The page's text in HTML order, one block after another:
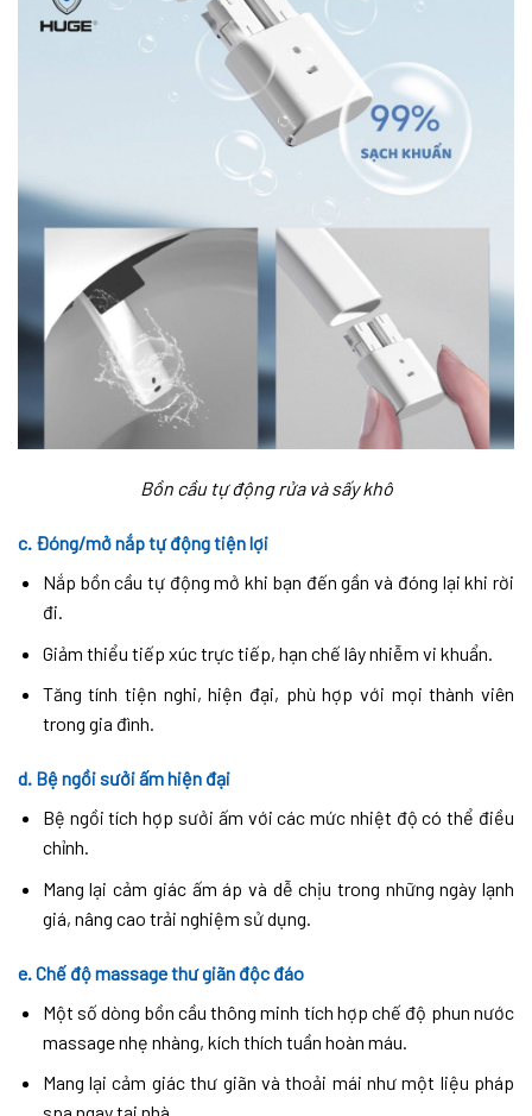
Bồn cầu tự động rửa và sấy khô
c. Đóng/mở nắp tự động tiện lợi
Nắp bồn cầu tự động mở khi bạn đến gần và đóng lại khi rời
đi.
Giảm thiểu tiếp xúc trực tiếp, hạn chế lây nhiễm vi khuẩn.
Tăng tính tiện nghi, hiện đại, phù hợp với mọi thành viên
trong gia đình.
d. Bệ ngồi sưởi ấm hiện đại
Bệ ngồi tích hợp sưởi ấm với các mức nhiệt độ có thể điều
chỉnh.
Mang lại cảm giác ấm áp và dễ chịu trong những ngày lạnh
giá, nâng cao trải nghiệm sử dụng.
e. Chế độ massage thư giãn độc đáo
Một số dòng bồn cầu thông minh tích hợp chế độ phun nước
massage nhẹ nhàng, kích thích tuần hoàn máu.
Mang lại cảm giác thư giãn và thoải mái như một liệu pháp